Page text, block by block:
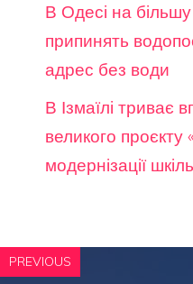
В Одесі на
припинять
адрес без води
В Ізмаїлі триває
великого
модернізації
PREVIOUS